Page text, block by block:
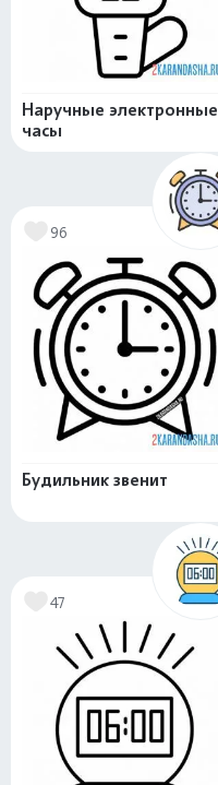
Наручные электронные
часы
96
Будильник звенит
47